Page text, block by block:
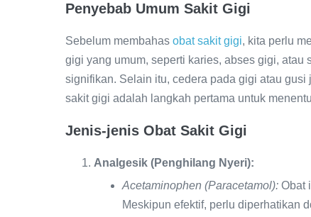
Penyebab Umum Sakit Gigi
Sebelum membahas obat sakit gigi, kita perlu
gigi yang umum, seperti karies, abses gigi,
signifikan. Selain itu, cedera pada gigi atau
sakit gigi adalah langkah pertama untuk
Jenis-jenis Obat Sakit Gigi
Analgesik (Penghilang Nyeri):
Acetaminophen (Paracetamol): Obat
Meskipun efektif, perlu diperhatikan